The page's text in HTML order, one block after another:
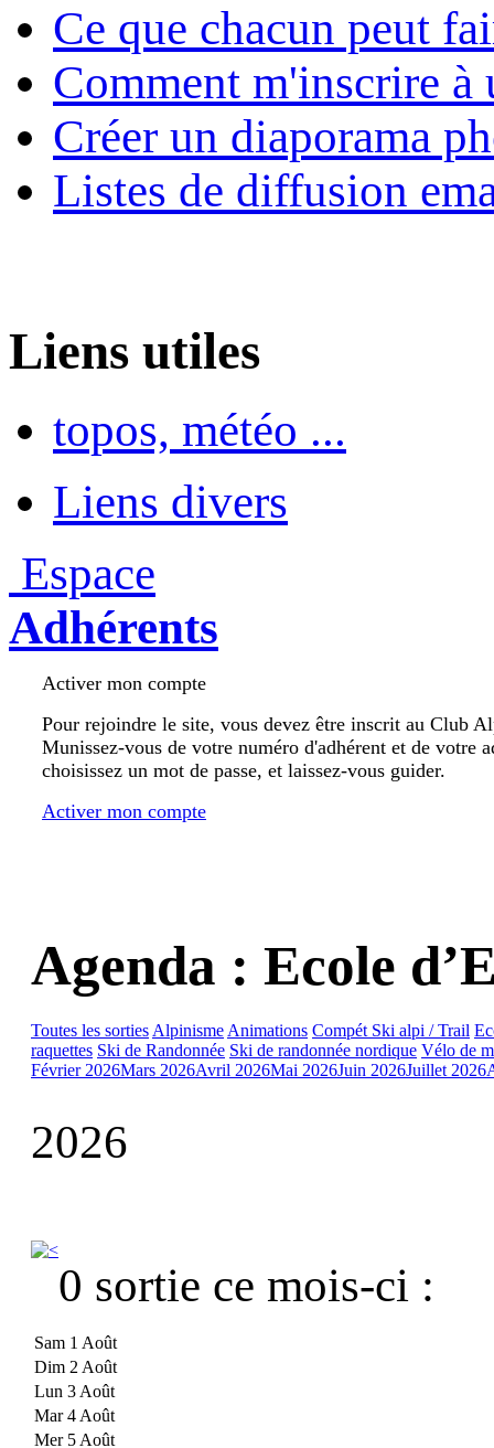
Ce que chacun peut
Comment m'inscrire à
Créer un diaporama
Listes de diffusion
Liens utiles
topos, météo ...
Liens divers
Espace
Adhérents
Activer mon compte
Pour rejoindre le site, vous devez être inscrit au Club
Munissez-vous de votre numéro d'adhérent et de votre
choisissez un mot de passe, et laissez-vous guider.
Activer mon compte
Agenda : Ecole
Toutes les sortiesAlpinismeAnimations Compét Ski alpi / Trail
raquettes Ski de Randonnée Ski de randonnée nordique Vélo de
Février 2026Mars 2026Avril 2026Mai 2026Juin 2026Juillet 2026
2026
0 sortie ce mois-ci :
Sam 1 Août
Dim 2 Août
Lun 3 Août
Mar 4 Août
Mer 5 Août